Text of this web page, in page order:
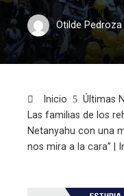
Otilde
Inicio
Últimas
Las familias de los
Netanyahu con una
nos mira a la cara” |